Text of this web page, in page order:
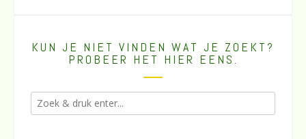
KUN JE NIET VINDEN WAT JE ZOEKT?
PROBEER HET HIER EENS.